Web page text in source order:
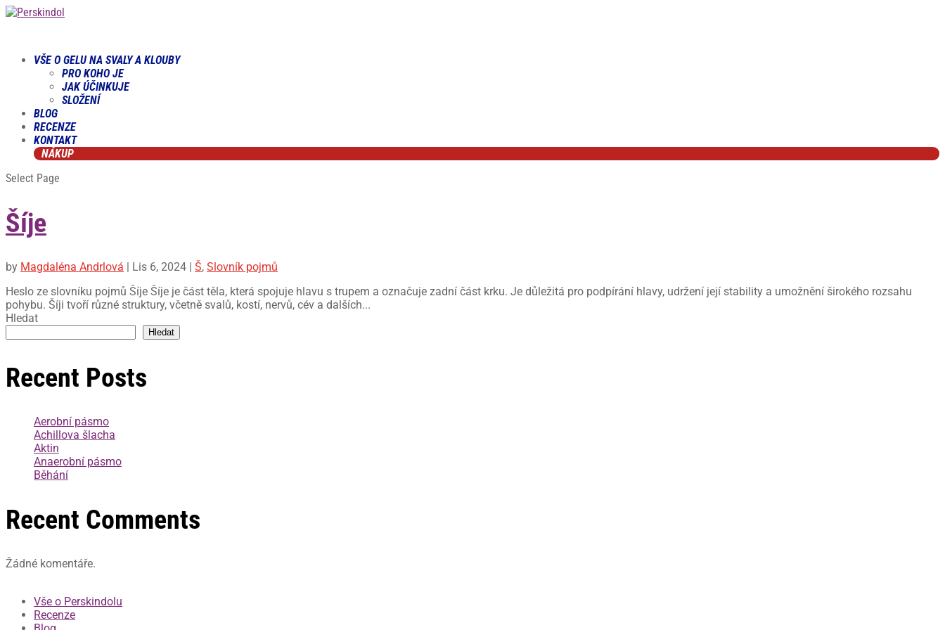
VŠE O GELU NA SVALY A KLOUBY
PRO KOHO JE
JAK ÚČINKUJE
SLOŽENÍ
BLOG
RECENZE
KONTAKT
NÁKUP
Select Page
Šíje
by Magdaléna Andrlová | Lis 6, 2024 | Š, Slovník pojmů
Heslo ze slovníku pojmů Šíje Šíje je část těla, která spojuje hlavu s trupem a označuje zadní část krku. Je důležitá pro podpírání hlavy, udržení její stability a umožnění širokého rozsahu
pohybu. Šíji tvoří různé struktury, včetně svalů, kostí, nervů, cév a dalších...
Hledat
Hledat
Recent Posts
Aerobní pásmo
Achillova šlacha
Aktin
Anaerobní pásmo
Běhání
Recent Comments
Žádné komentáře.
Vše o Perskindolu
Recenze